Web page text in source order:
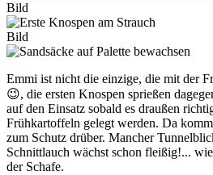
Bild
Bild
Emmi ist nicht die einzige, die mit der
😉, die ersten Knospen sprießen
auf den Einsatz sobald es draußen
Frühkartoffeln gelegt werden. Da
zum Schutz drüber. Mancher
Schnittlauch wächst schon fleißig!...
der Schafe.